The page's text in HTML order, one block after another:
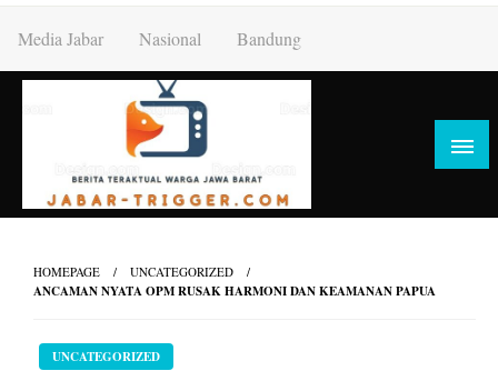
content
Media Jabar Nasional Bandung
HOMEPAGE UNCATEGORIZED
ANCAMAN NYATA OPM RUSAK HARMONI DAN KEAMANAN PAPUA
UNCATEGORIZED